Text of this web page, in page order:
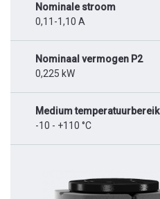
Nominale stroom
0,11-1,10 A
Nominaal vermogen P2
0,225 kW
Medium temperatuurbereik
-10 - +110 °C